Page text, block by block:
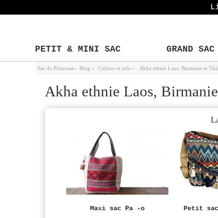
PETIT & MINI SAC GRAND
Sac de Princesse» Blog » Culture et info » Akha ethnie Laos, Birmanie et
Akha ethnie Laos,
Maxi sac Pa -o
Petit sac